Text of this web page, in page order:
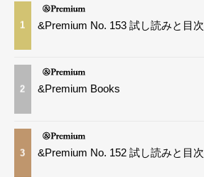
1 &Premium No. 153 試し読みと目次
2 &Premium Books
3 &Premium No. 152 試し読みと目次